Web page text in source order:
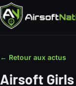
← Retour aux actus
Airsoft Girls